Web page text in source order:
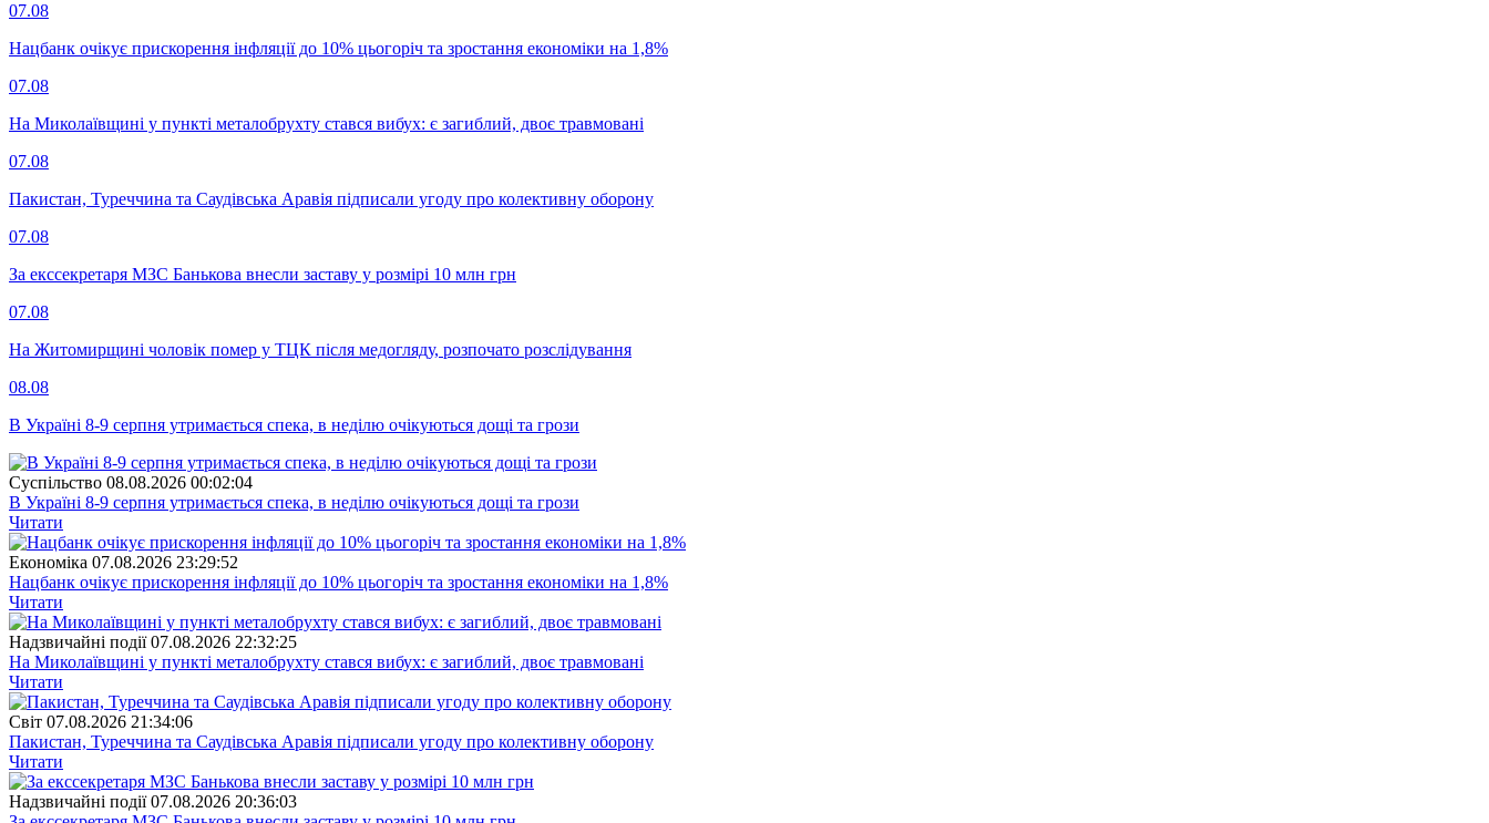
07.08
Нацбанк очікує прискорення інфляції до 10% цьогоріч та зростання економіки на 1,8%
07.08
На Миколаївщині у пункті металобрухту стався вибух: є загиблий, двоє травмовані
07.08
Пакистан, Туреччина та Саудівська Аравія підписали угоду про колективну оборону
07.08
За екссекретаря МЗС Банькова внесли заставу у розмірі 10 млн грн
07.08
На Житомирщині чоловік помер у ТЦК після медогляду, розпочато розслідування
08.08
В Україні 8-9 серпня утримається спека, в неділю очікуються дощі та грози
Суспiльство 08.08.2026 00:02:04
В Україні 8-9 серпня утримається спека, в неділю очікуються дощі та грози
Читати
Економіка 07.08.2026 23:29:52
Нацбанк очікує прискорення інфляції до 10% цьогоріч та зростання економіки на 1,8%
Читати
Надзвичайні події 07.08.2026 22:32:25
На Миколаївщині у пункті металобрухту стався вибух: є загиблий, двоє травмовані
Читати
Свiт 07.08.2026 21:34:06
Пакистан, Туреччина та Саудівська Аравія підписали угоду про колективну оборону
Читати
Надзвичайні події 07.08.2026 20:36:03